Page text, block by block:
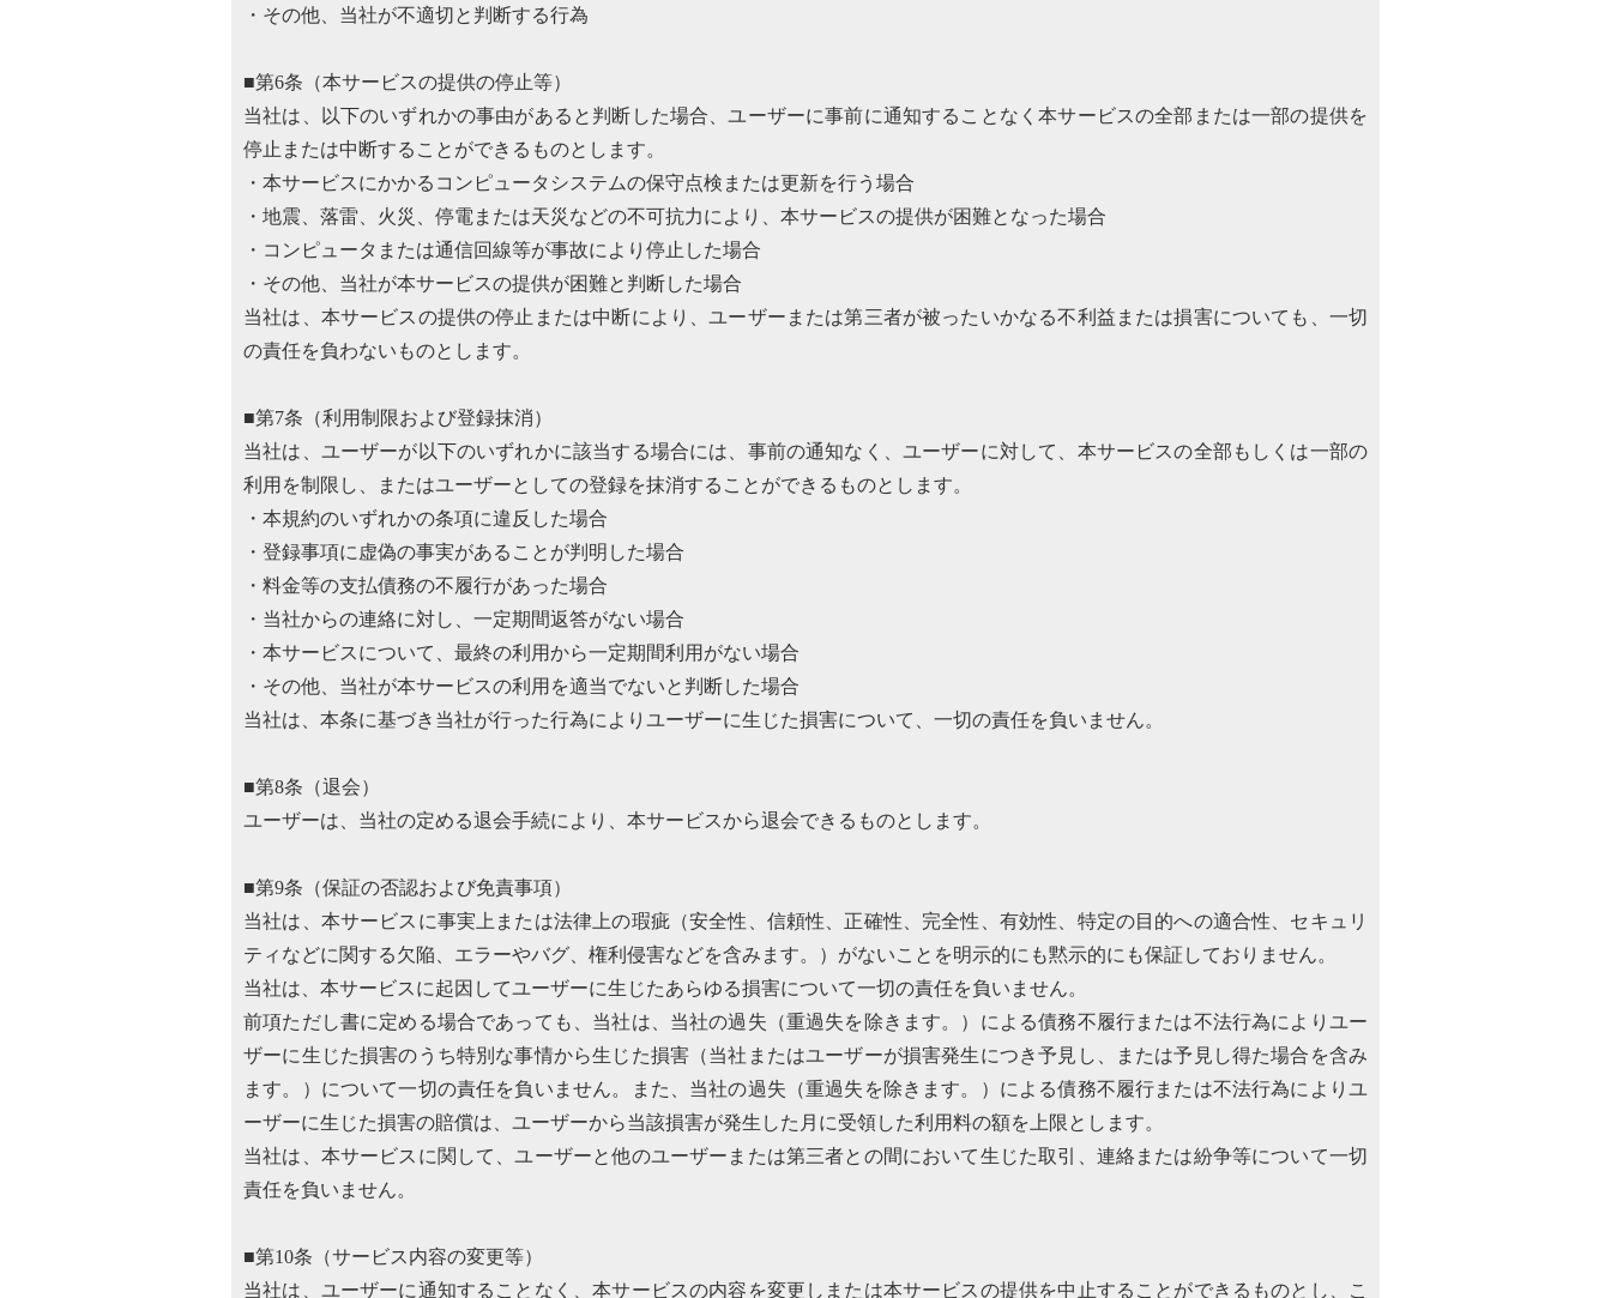
・その他、当社が不適切と判断する行為
■第6条（本サービスの提供の停止等）
当社は、以下のいずれかの事由があると判断した場合、ユーザーに事前に通知することなく本サービスの全部または一部の提供を
停止または中断することができるものとします。
・本サービスにかかるコンピュータシステムの保守点検または更新を行う場合
・地震、落雷、火災、停電または天災などの不可抗力により、本サービスの提供が困難となった場合
・コンピュータまたは通信回線等が事故により停止した場合
・その他、当社が本サービスの提供が困難と判断した場合
当社は、本サービスの提供の停止または中断により、ユーザーまたは第三者が被ったいかなる不利益または損害についても、一切
の責任を負わないものとします。
■第7条（利用制限および登録抹消）
当社は、ユーザーが以下のいずれかに該当する場合には、事前の通知なく、ユーザーに対して、本サービスの全部もしくは一部の
利用を制限し、またはユーザーとしての登録を抹消することができるものとします。
・本規約のいずれかの条項に違反した場合
・登録事項に虚偽の事実があることが判明した場合
・料金等の支払債務の不履行があった場合
・当社からの連絡に対し、一定期間返答がない場合
・本サービスについて、最終の利用から一定期間利用がない場合
・その他、当社が本サービスの利用を適当でないと判断した場合
当社は、本条に基づき当社が行った行為によりユーザーに生じた損害について、一切の責任を負いません。
■第8条（退会）
ユーザーは、当社の定める退会手続により、本サービスから退会できるものとします。
■第9条（保証の否認および免責事項）
当社は、本サービスに事実上または法律上の瑕疵（安全性、信頼性、正確性、完全性、有効性、特定の目的への適合性、セキュリ
ティなどに関する欠陥、エラーやバグ、権利侵害などを含みます。）がないことを明示的にも黙示的にも保証しておりません。
当社は、本サービスに起因してユーザーに生じたあらゆる損害について一切の責任を負いません。
前項ただし書に定める場合であっても、当社は、当社の過失（重過失を除きます。）による債務不履行または不法行為によりユー
ザーに生じた損害のうち特別な事情から生じた損害（当社またはユーザーが損害発生につき予見し、または予見し得た場合を含み
ます。）について一切の責任を負いません。また、当社の過失（重過失を除きます。）による債務不履行または不法行為によりユ
ーザーに生じた損害の賠償は、ユーザーから当該損害が発生した月に受領した利用料の額を上限とします。
当社は、本サービスに関して、ユーザーと他のユーザーまたは第三者との間において生じた取引、連絡または紛争等について一切
責任を負いません。
■第10条（サービス内容の変更等）
当社は、ユーザーに通知することなく、本サービスの内容を変更しまたは本サービスの提供を中止することができるものとし、こ